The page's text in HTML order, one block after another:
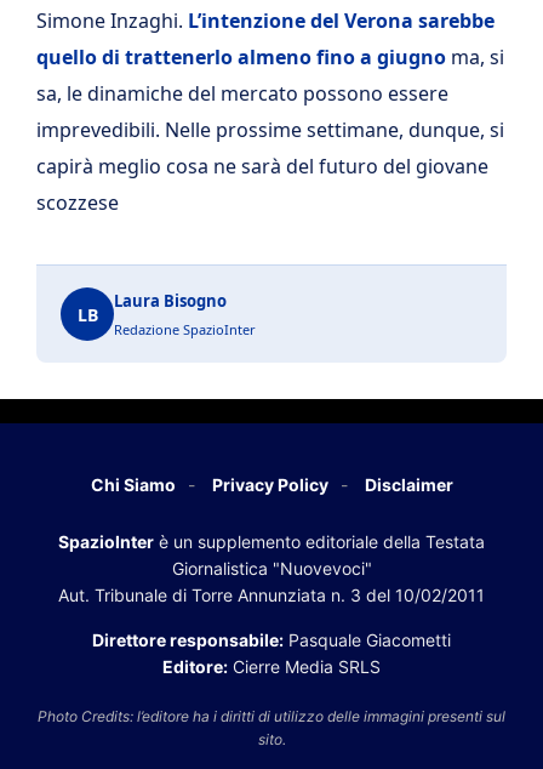
Simone Inzaghi. L’intenzione del Verona sarebbe
quello di trattenerlo almeno fino a giugno ma, si
sa, le dinamiche del mercato possono essere
imprevedibili. Nelle prossime settimane, dunque, si
capirà meglio cosa ne sarà del futuro del giovane
scozzese
LB
Laura Bisogno
Redazione SpazioInter
Chi Siamo Privacy Policy Disclaimer
SpazioInter è un supplemento editoriale della Testata
Giornalistica "Nuovevoci"
Aut. Tribunale di Torre Annunziata n. 3 del 10/02/2011
Direttore responsabile: Pasquale Giacometti
Editore: Cierre Media SRLS
Photo Credits: l’editore ha i diritti di utilizzo delle immagini presenti sul
sito.